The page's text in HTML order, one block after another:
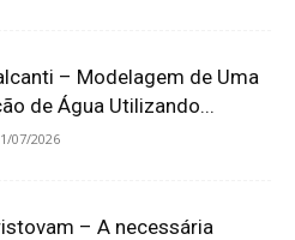
– Modelagem de Uma
de Água Utilizando...
07/2026
– A necessária